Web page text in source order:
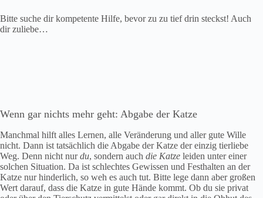
Bitte suche dir kompetente Hilfe, bevor zu zu tief drin steckst! Auch
dir zuliebe…
Wenn gar nichts mehr geht: Abgabe der Katze
Manchmal hilft alles Lernen, alle Veränderung und aller gute Wille
nicht. Dann ist tatsächlich die Abgabe der Katze der einzig tierliebe
Weg. Denn nicht nurdu, sondern auch die Katze leiden unter einer
solchen Situation. Da ist schlechtes Gewissen und Festhalten an der
Katze nur hinderlich, so weh es auch tut. Bitte lege dann aber großen
Wert darauf, dass die Katze in gute Hände kommt. Ob du sie privat